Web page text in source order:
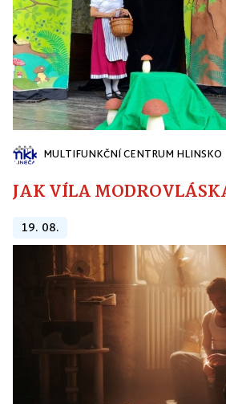
MULTIFUNKČNÍ CENTRUM HLINSKO
JAK VÍLA
19. 08.